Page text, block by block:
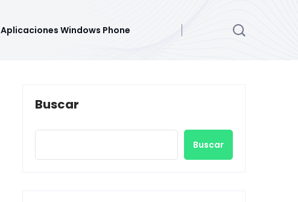
Aplicaciones Windows Phone
Buscar
Buscar